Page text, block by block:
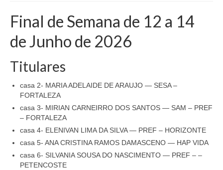
Final de Semana de 12 a 14
de Junho de 2026
Titulares
casa 2- MARIA ADELAIDE DE ARAUJO — SESA –
FORTALEZA
casa 3- MIRIAN CARNEIRRO DOS SANTOS — SAM – PREF
– FORTALEZA
casa 4- ELENIVAN LIMA DA SILVA — PREF – HORIZONTE
casa 5- ANA CRISTINA RAMOS DAMASCENO — HAP VIDA
casa 6- SILVANIA SOUSA DO NASCIMENTO — PREF – –
PETENCOSTE